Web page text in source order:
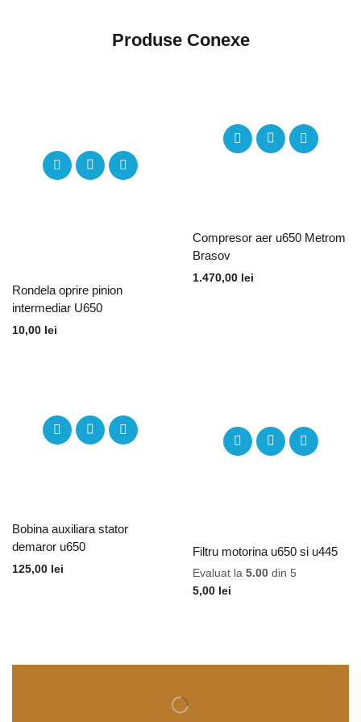
Produse Conexe
Rondela oprire pinion
intermediar U650
10,00 lei
Compresor aer u650 Metrom
Brasov
1.470,00 lei
Bobina auxiliara stator
demaror u650
125,00 lei
Filtru motorina u650 si u445
Evaluat la 5.00 din 5
5,00 lei